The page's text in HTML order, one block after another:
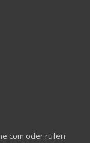
oder rufen